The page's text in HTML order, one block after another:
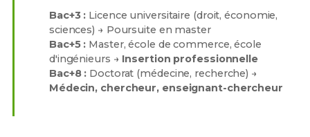
Bac+3 : Licence universitaire (droit, économie,
sciences) → Poursuite en master
Bac+5 : Master, école de commerce, école
d'ingénieurs → Insertion professionnelle
Bac+8 : Doctorat (médecine, recherche) →
Médecin, chercheur, enseignant-chercheur